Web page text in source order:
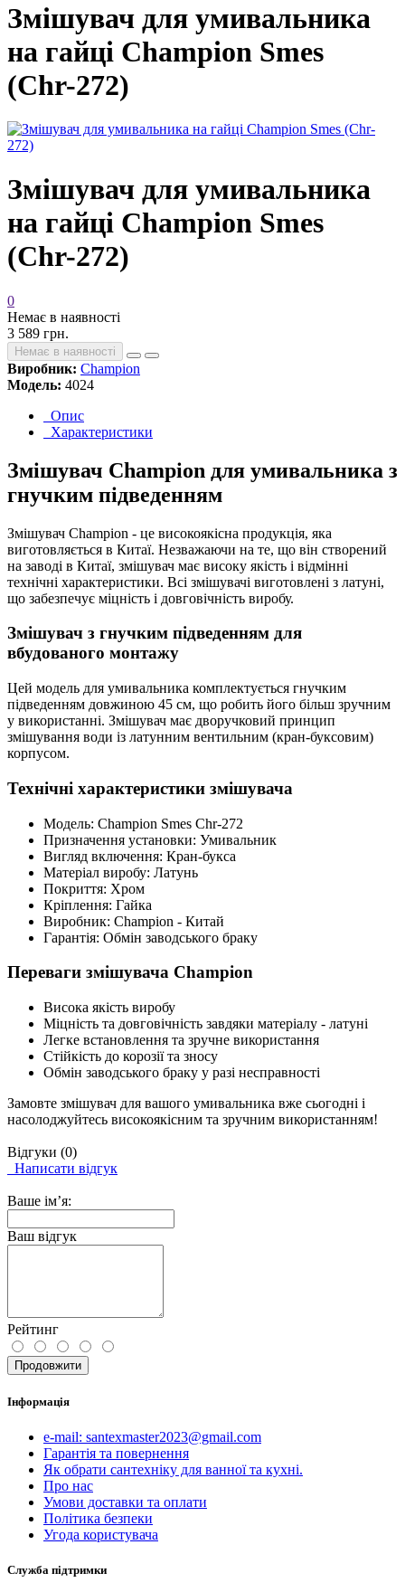
Змішувач для умивальника
на гайці Champion Smes
(Chr-272)
Змішувач для умивальника
на гайці Champion Smes
(Chr-272)
0
Немає в наявності
3 589 грн.
Немає в наявності
Виробник: Champion
Модель: 4024
Опис
Характеристики
Змішувач Champion для умивальника з
гнучким підведенням
Змішувач Champion - це високоякісна продукція, яка
виготовляється в Китаї. Незважаючи на те, що він створений
на заводі в Китаї, змішувач має високу якість і відмінні
технічні характеристики. Всі змішувачі виготовлені з латуні,
що забезпечує міцність і довговічність виробу.
Змішувач з гнучким підведенням для
вбудованого монтажу
Цей модель для умивальника комплектується гнучким
підведенням довжиною 45 см, що робить його більш зручним
у використанні. Змішувач має дворучковий принцип
змішування води із латунним вентильним (кран-буксовим)
корпусом.
Технічні характеристики змішувача
Модель: Champion Smes Chr-272
Призначення установки: Умивальник
Вигляд включення: Кран-букса
Матеріал виробу: Латунь
Покриття: Хром
Кріплення: Гайка
Виробник: Champion - Китай
Гарантія: Обмін заводського браку
Переваги змішувача Champion
Висока якість виробу
Міцність та довговічність завдяки матеріалу - латуні
Легке встановлення та зручне використання
Стійкість до корозії та зносу
Обмін заводського браку у разі несправності
Замовте змішувач для вашого умивальника вже сьогодні і
насолоджуйтесь високоякісним та зручним використанням!
Відгуки (0)
Написати відгук
Ваше ім’я:
Ваш відгук
Рейтинг
Продовжити
Інформація
e-mail: santexmaster2023@gmail.com
Гарантія та повернення
Як обрати сантехніку для ванної та кухні.
Про нас
Умови доставки та оплати
Політика безпеки
Угода користувача
Служба підтримки